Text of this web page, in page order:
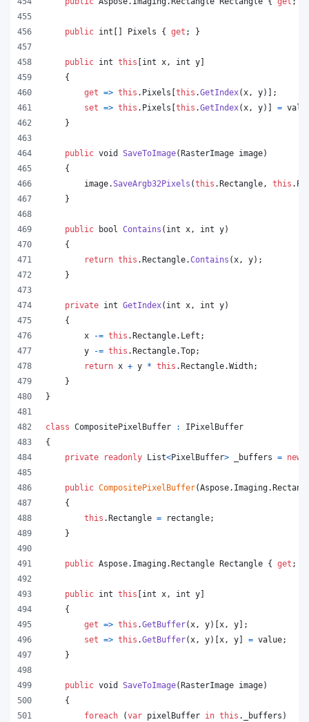
public int [ ] Pixels { get ; }
public int this [int x , int y]
{
get => this . Pixels [this .GetIndex( x , y) ] ;
set => this . Pixels [this .GetIndex( x , y) ] =
}
public void SaveToImage(RasterImage image)
{
image.SaveArgb32Pixels (this .Rectangle , this .
}
public bool Contains ( int x , int y)
{
return this .Rectangle.Contains ( x , y) ;
}
private int GetIndex( int x , int y)
{
x
-= this .Rectangle. Left ;
y
-= this .Rectangle.Top;
return x + y * this .Rectangle.Width;
}
}
class CompositePixelBuffer :
IPixelBuffer
{
private
readonly List<PixelBuffer> _buffers = new
public CompositePixelBuffer(Aspose. Imaging.
{
this .Rectangle = rectangle;
}
public Aspose. Imaging.Rectangle Rectangle { get ;
public int this [int x , int y]
{
get => this .GetBuffer( x , y) [x , y] ;
set => this .GetBuffer( x , y) [x , y] = value;
}
public void SaveToImage(RasterImage image)
{
foreach
(var pixelBuffer in this . _buffers )